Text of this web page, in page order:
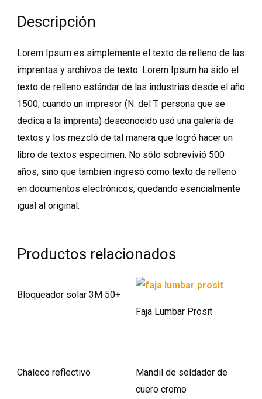
Descripción
Lorem Ipsum es simplemente el texto de relleno de las
imprentas y archivos de texto. Lorem Ipsum ha sido el
texto de relleno estándar de las industrias desde el año
1500, cuando un impresor (N. del T. persona que se
dedica a la imprenta) desconocido usó una galería de
textos y los mezcló de tal manera que logró hacer un
libro de textos especimen. No sólo sobrevivió 500
años, sino que tambien ingresó como texto de relleno
en documentos electrónicos, quedando esencialmente
igual al original.
Productos relacionados
Bloqueador solar 3M 50+
Faja Lumbar Prosit
Chaleco reflectivo
Mandil de soldador de
cuero cromo